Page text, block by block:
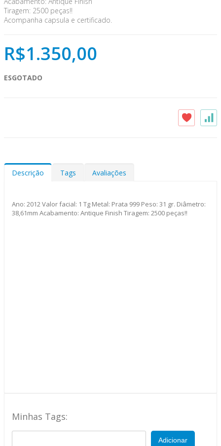
Tiragem: 2500 peças!!
Acompanha capsula e certificado.
R$1.350,00
ESGOTADO
Descrição Tags Avaliações
Ano: 2012 Valor facial: 1 Tg Metal: Prata 999 Peso: 31 gr. Diâmetro:
38,61mm Acabamento: Antique Finish Tiragem: 2500 peças!!
Minhas Tags:
Adicionar